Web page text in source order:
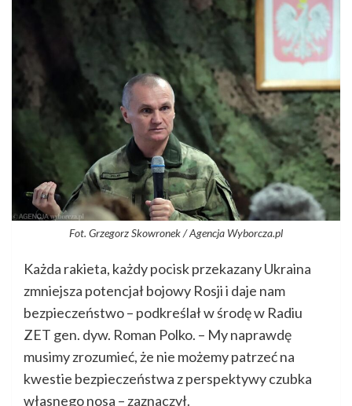
Fot. Grzegorz Skowronek / Agencja Wyborcza.pl
Każda rakieta, każdy pocisk przekazany Ukraina
zmniejsza potencjał bojowy Rosji i daje nam
bezpieczeństwo – podkreślał w środę w Radiu
ZET gen. dyw. Roman Polko. – My naprawdę
musimy zrozumieć, że nie możemy patrzeć na
kwestie bezpieczeństwa z perspektywy czubka
własnego nosa – zaznaczył.